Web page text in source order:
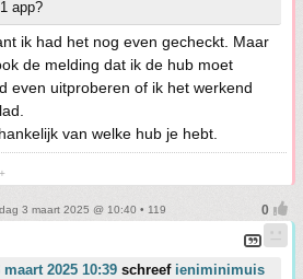
app?
ik had het nog even gecheckt. Maar
de melding dat ik de hub moet
even uitproberen of ik het werkend
van welke hub je hebt.
3 maart 2025 @ 10:40 • 119
2025 10:39 schreef ieniminimuis